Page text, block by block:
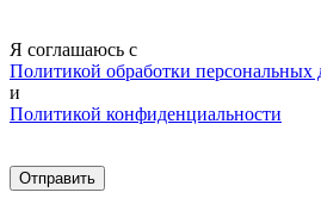
Я соглашаюсь с
Политикой обработки персональных
и
Политикой конфиденциальности